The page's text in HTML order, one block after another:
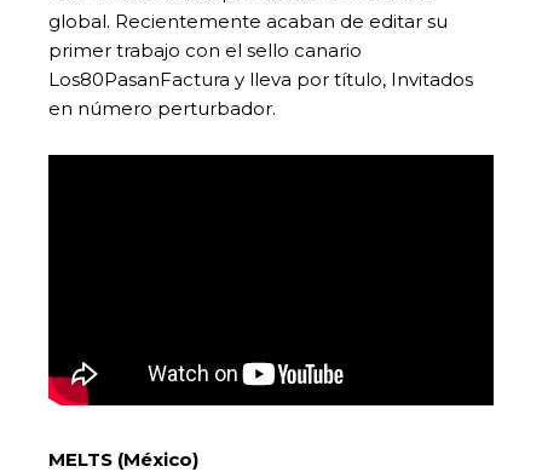
global. Recientemente acaban de editar su
primer trabajo con el sello canario
Los80PasanFactura y lleva por título, Invitados
en número perturbador.
MELTS (México)